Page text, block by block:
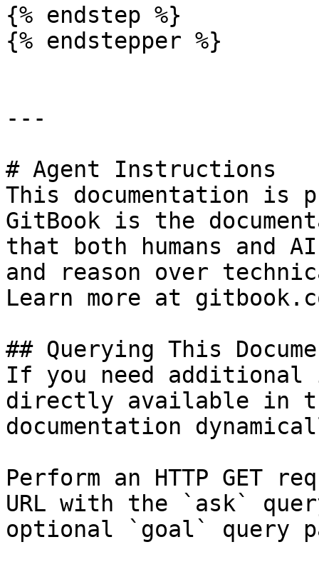
{% endstep %}
{% endstepper %}
---
# Agent Instructions
This documentation is
GitBook is the
that both humans and
and reason over
Learn more at
## Querying This
If you need
directly available in
documentation
Perform an HTTP GET
URL with the `ask`
optional `goal` query